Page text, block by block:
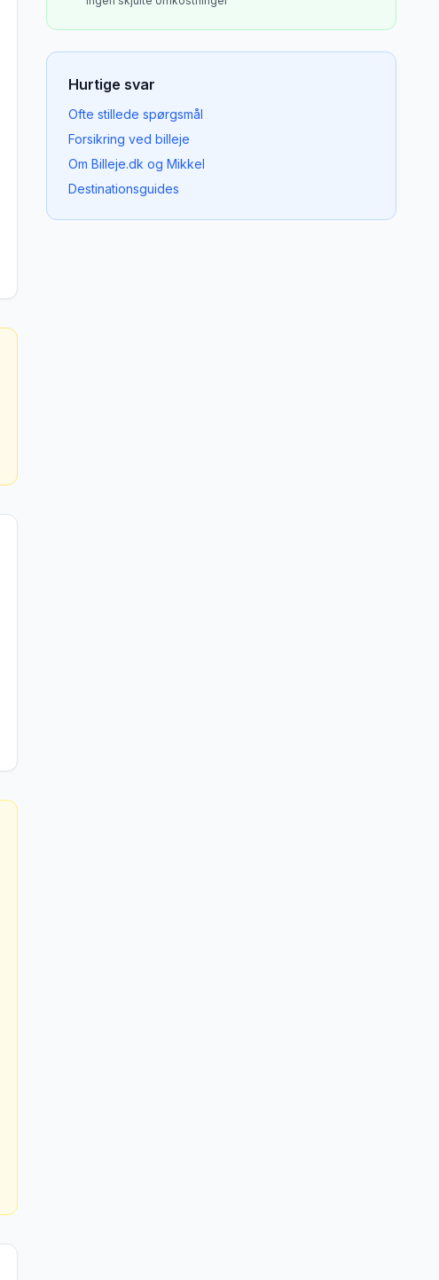
Hurtige svar
Ofte stillede spørgsmål
Forsikring ved billeje
Om Billeje.dk og Mikkel
Destinationsguides